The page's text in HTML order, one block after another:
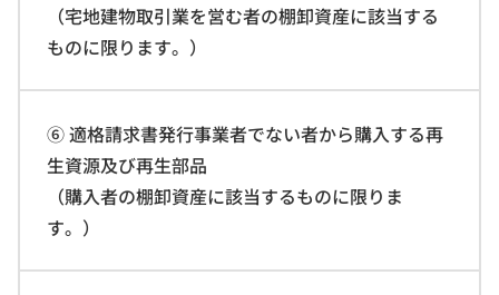
（宅地建物取引業を営む者の棚卸資産に該当する
ものに限ります。）
⑥ 適格請求書発行事業者でない者から購入する再
生資源及び再生部品
（購入者の棚卸資産に該当するものに限りま
す。）